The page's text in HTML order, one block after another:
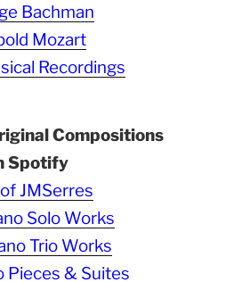
Bachman
Mozart
Recordings
Compositions
Spotify
JMSerres
Solo Works
Trio Works
Pieces & Suites